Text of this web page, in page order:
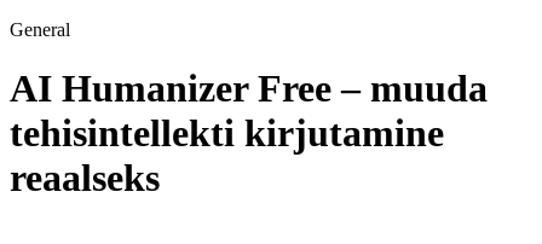
General
AI Humanizer Free – muuda
tehisintellekti kirjutamine
reaalseks